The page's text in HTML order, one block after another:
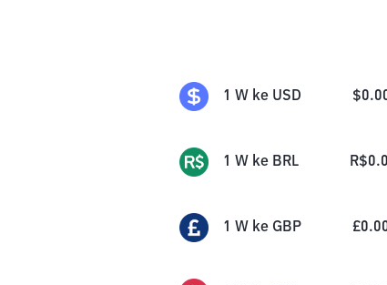
1 W ke USD $
1 W ke BRL R$
1 W ke GBP £